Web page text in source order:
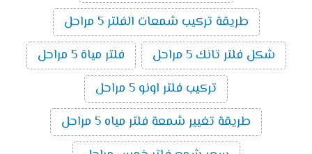
طريقة تركيب شمعات الفلتر 5 مراحل
شكل فلتر تانك 5 مراحل
فلتر مياة 5 مراحل
تركيب فلتر اونو 5 مراحل
طريقة تغيير شمعة فلتر مياه 5 مراحل